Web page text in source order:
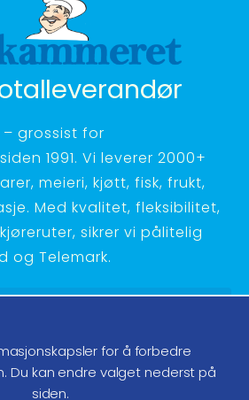
– grossist for
1991. Vi leverer 2000+
meieri, kjøtt, fisk, frukt,
Med kvalitet, fleksibilitet,
sikrer vi pålitelig
og Telemark.
for å forbedre
Du kan endre valget nederst på
siden.